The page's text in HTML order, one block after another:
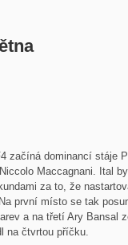
začíná dominancí stáje
Maccagnani. Ital
za to, že
první místo se tak
a na třetí Ary Bansal
na čtvrtou příčku.